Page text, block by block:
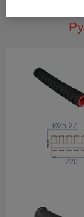
220
Ø25-27